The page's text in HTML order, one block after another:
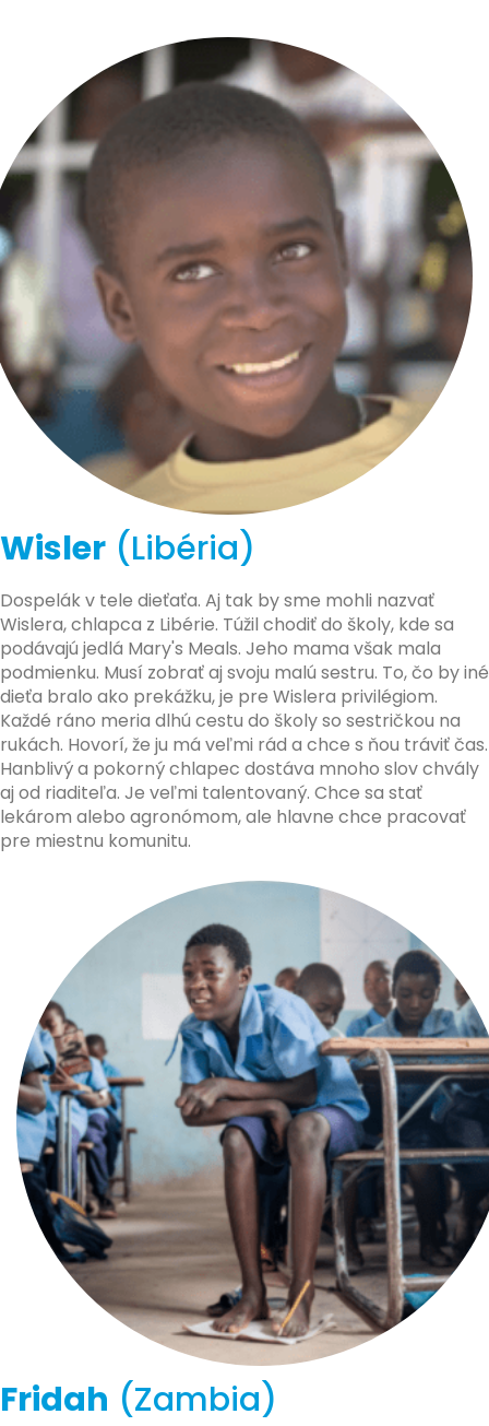
Wisler (Libéria)
Dospelák v tele dieťaťa. Aj tak by sme mohli nazvať
Wislera, chlapca z Libérie. Túžil chodiť do školy, kde sa
podávajú jedlá Mary's Meals. Jeho mama však mala
podmienku. Musí zobrať aj svoju malú sestru. To, čo by iné
dieťa bralo ako prekážku, je pre Wislera privilégiom.
Každé ráno meria dlhú cestu do školy so sestričkou na
rukách. Hovorí, že ju má veľmi rád a chce s ňou tráviť čas.
Hanblivý a pokorný chlapec dostáva mnoho slov chvály
aj od riaditeľa. Je veľmi talentovaný. Chce sa stať
lekárom alebo agronómom, ale hlavne chce pracovať
pre miestnu komunitu.
Fridah (Zambia)